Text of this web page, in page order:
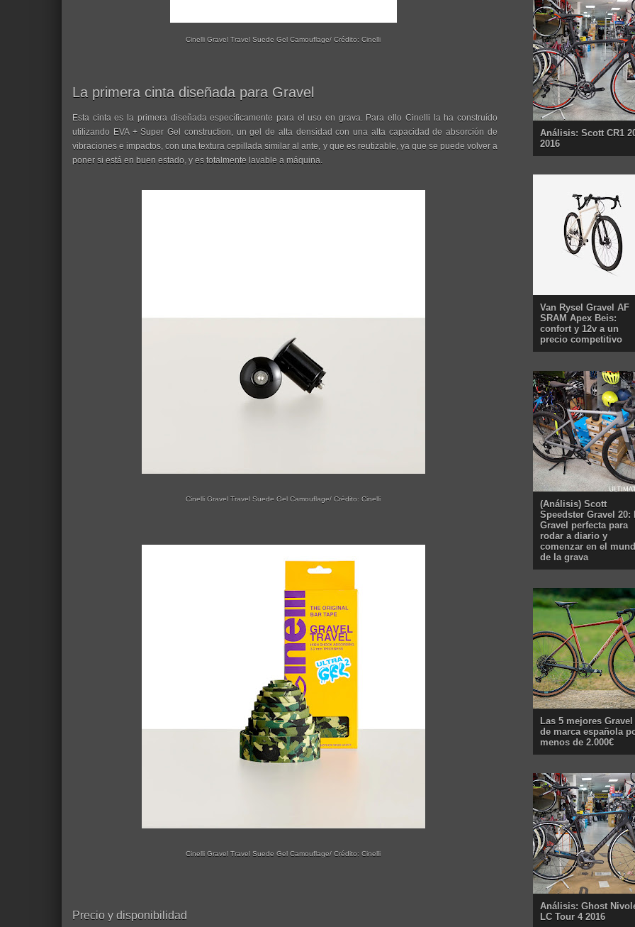
Cinelli Gravel Travel Suede Gel Camouflage/ Crédito: Cinelli
La primera cinta diseñada para Gravel
Esta cinta es la primera diseñada específicamente para el uso en grava. Para ello Cinelli la ha construído
utilizando EVA + Super Gel construction, un gel de alta densidad con una alta capacidad de absorción de
vibraciones e impactos, con una textura cepillada similar al ante, y que es reutizable, ya que se puede volver a
poner si está en buen estado, y es totalmente lavable a máquina.
Cinelli Gravel Travel Suede Gel Camouflage/ Crédito: Cinelli
Cinelli Gravel Travel Suede Gel Camouflage/ Crédito: Cinelli
Precio y disponibilidad
Análisis: Scott CR1
2016
Van Rysel Gravel AF
SRAM Apex Beis:
confort y 12v a un
precio competitivo
(Análisis) Scott
Speedster Gravel 20:
Gravel perfecta para
rodar a diario y
comenzar en el
de la grava
Las 5 mejores Gravel
de marca española
menos de 2.000€
Análisis: Ghost
LC Tour 4 2016